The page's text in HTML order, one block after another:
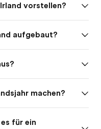
vorstellen?
aufgebaut?
machen?
für ein